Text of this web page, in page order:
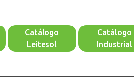
Catálogo
Leitesol
Catálogo
Industrial